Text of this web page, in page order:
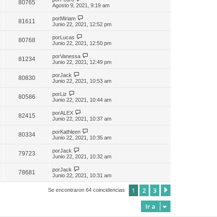
80765
Agosto 9, 2021, 9:19 am
81611 porMiriam
Junio 22, 2021, 12:52 pm
80768 porLucas
Junio 22, 2021, 12:50 pm
81234 porVanessa
Junio 22, 2021, 12:49 pm
80830 porJack
Junio 22, 2021, 10:53 am
80586 porLiz
Junio 22, 2021, 10:44 am
82415 porALEX
Junio 22, 2021, 10:37 am
80334 porKathleen
Junio 22, 2021, 10:35 am
79723 porJack
Junio 22, 2021, 10:32 am
78681 porJack
Junio 22, 2021, 10:31 am
Se encontraron 64 coincidencias 1 2 3
Ir a